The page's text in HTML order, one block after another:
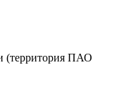
(территория ПАО